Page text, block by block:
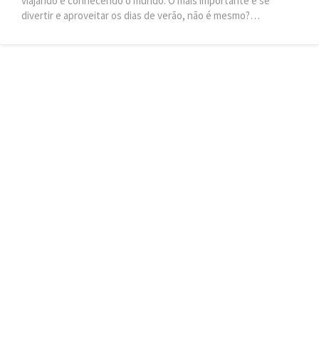
divertir e aproveitar os dias de verão, não é mesmo?…